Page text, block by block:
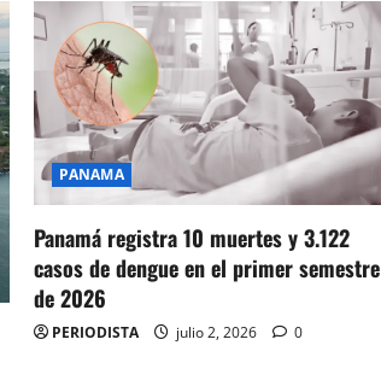
PANAMA
Panamá registra 10 muertes y 3.122
casos de dengue en el primer semestre
de 2026
PERIODISTA julio 2, 2026 0